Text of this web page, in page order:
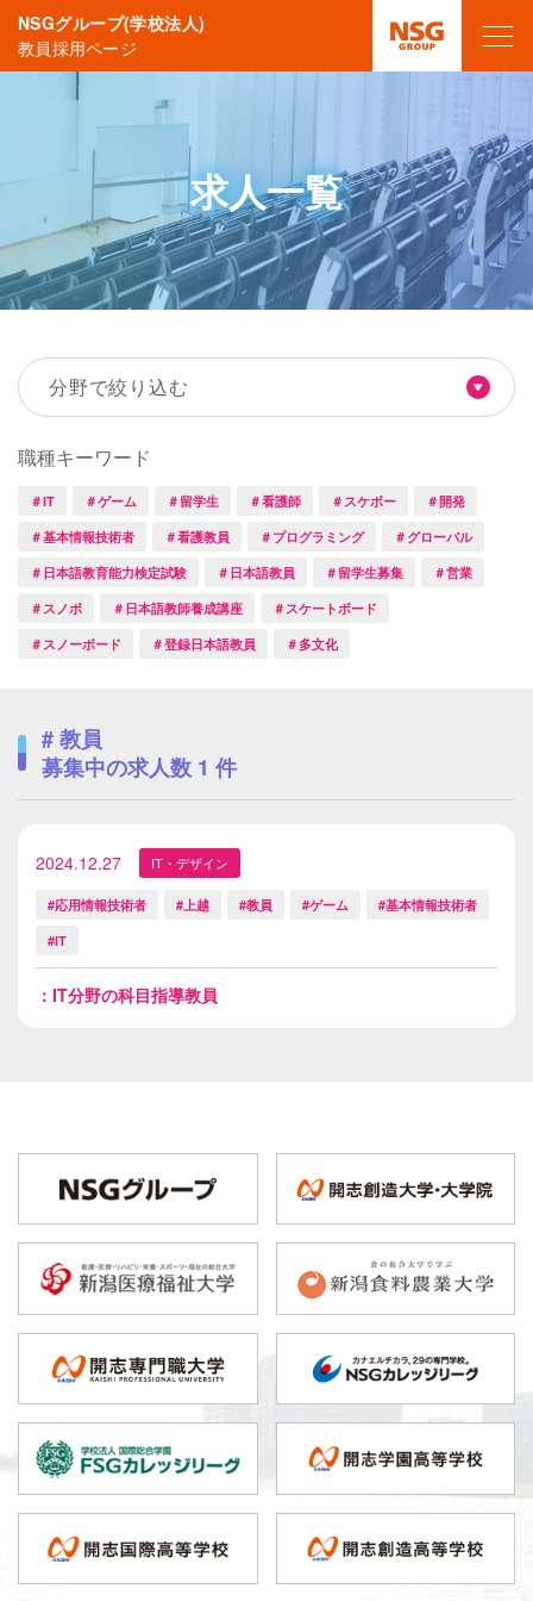
NSGグループ(学校法人)
教員採用ページ
求人一覧
分野で絞り込む
職種キーワード
＃IT ＃ゲーム ＃留学生 ＃看護師 ＃スケボー
＃開発
＃基本情報技術者
＃看護教員 ＃プログラミング
＃グローバル
＃日本語教育能力検定試験
＃日本語教員 ＃留学生募集
＃営業
＃スノボ
＃日本語教師養成講座
＃スケートボード
＃スノーボード
＃登録日本語教員 ＃多文化
# 教員
募集中の求人数 1 件
2024.12.27 IT・デザイン
#応用情報技術者 #上越 #教員 #ゲーム
#基本情報技術者
#IT
：IT分野の科目指導教員